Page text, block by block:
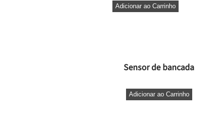
Adicionar ao Carrinho
Sensor de bancada
Adicionar ao Carrinho